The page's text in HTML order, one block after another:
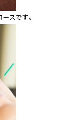
スです。